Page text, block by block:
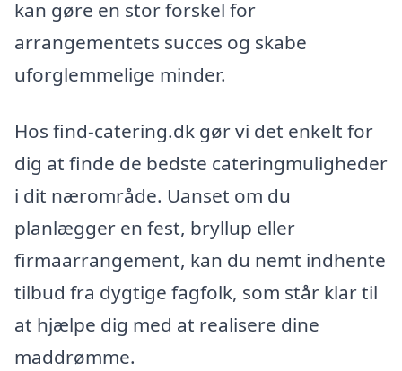
kan gøre en stor forskel for
arrangementets succes og skabe
uforglemmelige minder.
Hos find-catering.dk gør vi det enkelt for
dig at finde de bedste cateringmuligheder
i dit nærområde. Uanset om du
planlægger en fest, bryllup eller
firmaarrangement, kan du nemt indhente
tilbud fra dygtige fagfolk, som står klar til
at hjælpe dig med at realisere dine
maddrømme.